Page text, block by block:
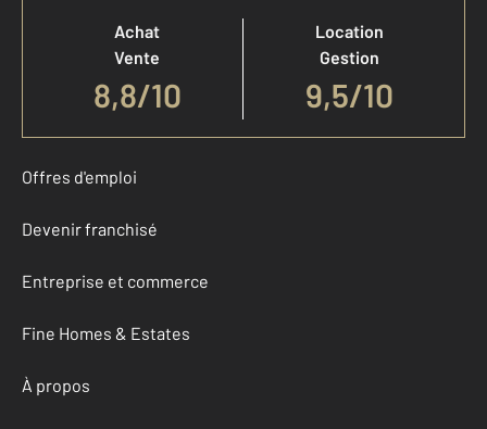
Achat
Vente
8,8/10
Location
Gestion
9,5/10
Offres d'emploi
Devenir franchisé
Entreprise et commerce
Fine Homes & Estates
À propos